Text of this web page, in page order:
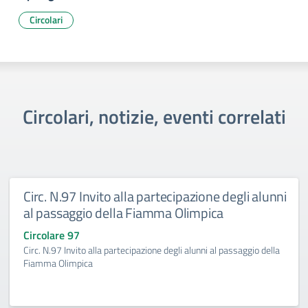
Circolari
Circolari, notizie, eventi correlati
Circ. N.97 Invito alla partecipazione degli alunni
al passaggio della Fiamma Olimpica
Circolare 97
Circ. N.97 Invito alla partecipazione degli alunni al passaggio della
Fiamma Olimpica